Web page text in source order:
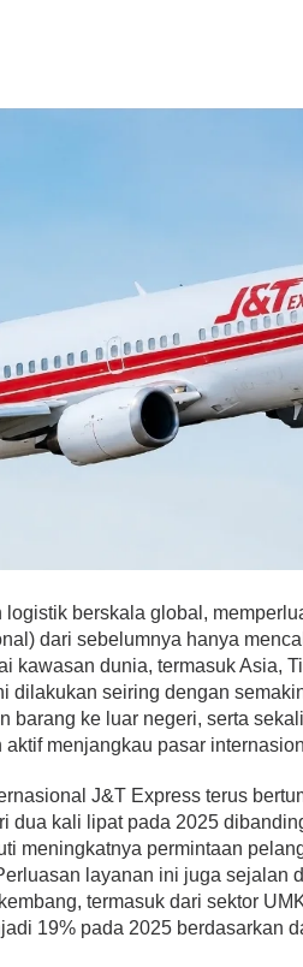
berskala global,
dari sebelumnya hanya
kawasan dunia, termasuk Asia,
dilakukan seiring dengan
barang ke luar negeri, serta
menjangkau pasar
J&T Express terus
dua kali lipat pada 2025
meningkatnya permintaan
layanan ini juga sejalan
termasuk dari sektor
19% pada 2025 berdasarkan